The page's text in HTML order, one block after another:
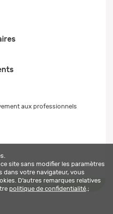
aux professionnels
site sans modifier les paramètres
dans votre navigateur, vous
D’autres remarques relatives
politique de confidentialité .;